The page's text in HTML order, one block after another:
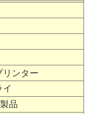
リンター
品